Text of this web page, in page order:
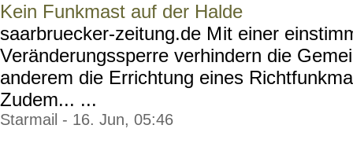
Kein Funkmast auf der Halde
saarbruecker-zeitung.de Mit einer
Veränderungssperre verhindern die
anderem die Errichtung eines
Zudem... ...
Starmail - 16. Jun, 05:46